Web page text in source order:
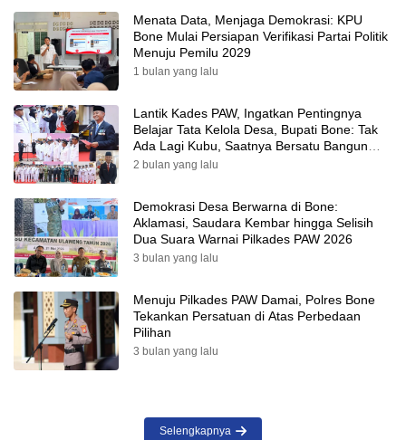
Menata Data, Menjaga Demokrasi: KPU
Bone Mulai Persiapan Verifikasi Partai Politik
Menuju Pemilu 2029
1 bulan yang lalu
Lantik Kades PAW, Ingatkan Pentingnya
Belajar Tata Kelola Desa, Bupati Bone: Tak
Ada Lagi Kubu, Saatnya Bersatu Bangun
Desa
2 bulan yang lalu
Demokrasi Desa Berwarna di Bone:
Aklamasi, Saudara Kembar hingga Selisih
Dua Suara Warnai Pilkades PAW 2026
3 bulan yang lalu
Menuju Pilkades PAW Damai, Polres Bone
Tekankan Persatuan di Atas Perbedaan
Pilihan
3 bulan yang lalu
Selengkapnya